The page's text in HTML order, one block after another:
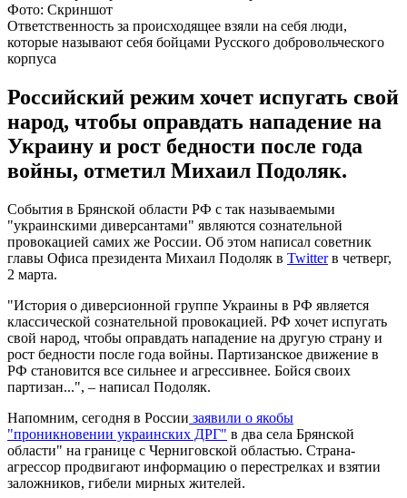
Фото: Скриншот
Ответственность за происходящее взяли на себя люди,
которые называют себя бойцами Русского добровольческого
корпуса
Российский режим хочет испугать свой
народ, чтобы оправдать нападение на
Украину и рост бедности после года
войны, отметил Михаил Подоляк.
События в Брянской области РФ с так называемыми
"украинскими диверсантами" являются сознательной
провокацией самих же России. Об этом написал советник
главы Офиса президента Михаил Подоляк в Twitterв четверг,
2 марта.
"История о диверсионной группе Украины в РФ является
классической сознательной провокацией. РФ хочет испугать
свой народ, чтобы оправдать нападение на другую страну и
рост бедности после года войны. Партизанское движение в
РФ становится все сильнее и агрессивнее. Бойся своих
партизан...", – написал Подоляк.
Напомним, сегодня в России заявили о якобы
"проникновении украинских ДРГ" в два села Брянской
области" на границе с Черниговской областью. Страна-
агрессор продвигают информацию о перестрелках и взятии
заложников, гибели мирных жителей.